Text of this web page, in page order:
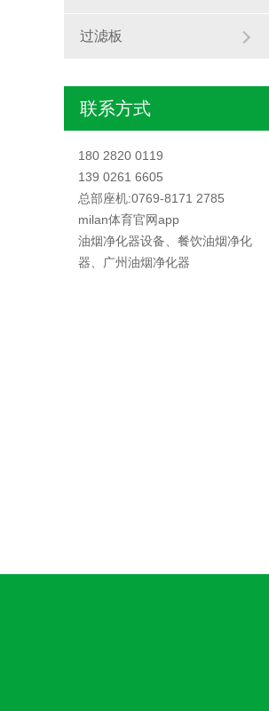
过滤板
联系方式
180 2820 0119
139 0261 6605
总部座机:0769-8171 2785
milan体育官网app
油烟净化器设备、餐饮油烟净化
器、广州油烟净化器